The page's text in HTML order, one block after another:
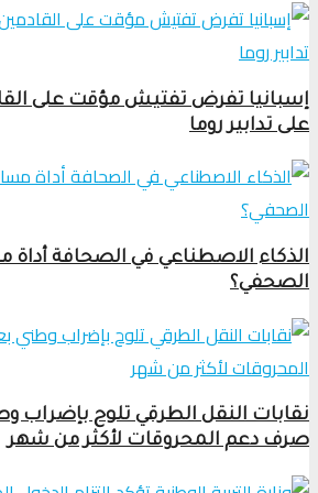
إسبانيا تفرض تفتيش مؤقت على
على تدابير روما
الذكاء الاصطناعي في الصحافة
الصحفي؟
نقابات النقل الطرقي تلوح بإضراب
صرف دعم المحروقات لأكثر من شهر